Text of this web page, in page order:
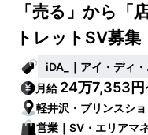
「売る」から「
トレットSV募集
iDA_｜アイ・ディ
月給24万7,353円
軽井沢・プリンスシ
営業｜SV・エリアマ